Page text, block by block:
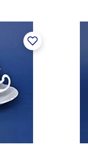
Závod je vybaven
dekorační pecí.
& Restaurant.